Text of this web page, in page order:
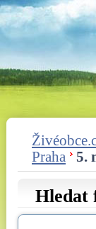
Praha
5.
Hledat